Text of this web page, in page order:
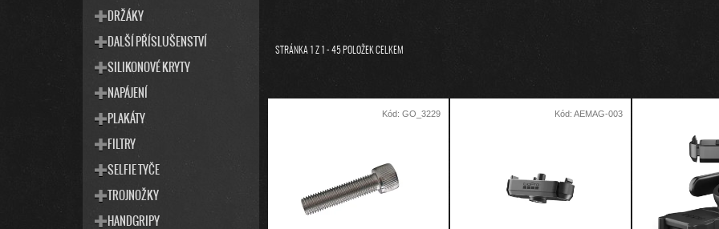
DRŽÁKY
DALŠÍ PŘÍSLUŠENSTVÍ
SILIKONOVÉ KRYTY
NAPÁJENÍ
PLAKÁTY
FILTRY
SELFIE TYČE
TROJNOŽKY
HANDGRIPY
STRÁNKA Z - 45 POLOŽEK CELKEM
V
Kód: GO_3229 Kód: AEMAG-003